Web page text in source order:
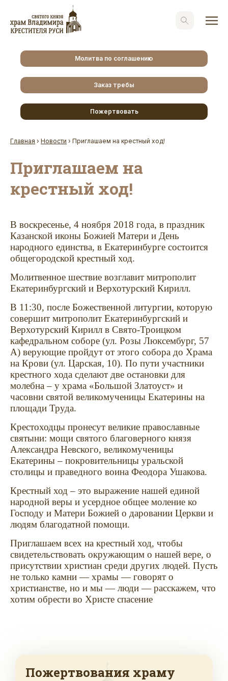
Молитва по соглашению
Заказ требы
Пожертвовать
Главная › Новости › Приглашаем на крестный ход!
Приглашаем на
крестный ход!
В воскресенье, 4 ноября 2018 года, в праздник
Казанской иконы Божией Матери и День
народного единства, в Екатеринбурге состоится
общегородской крестный ход.
Молитвенное шествие возглавит митрополит
Екатеринбургский и Верхотурский Кирилл.
В 11:30, после Божественной литургии, которую
совершит митрополит Екатеринбургский и
Верхотурский Кирилл в Свято-Троицком
кафедральном соборе (ул. Розы Люксембург, 57
А) верующие пройдут от этого собора до Храма
на Крови (ул. Царская, 10). По пути участники
крестного хода сделают две остановки для
молебна – у храма «Большой Златоуст» и
часовни святой великомученицы Екатерины на
площади Труда.
Крестоходцы пронесут великие православные
святыни: мощи святого благоверного князя
Александра Невского, великомученицы
Екатерины – покровительницы уральской
столицы и праведного воина Феодора Ушакова.
Крестный ход – это выражение нашей единой
народной веры и усердное общее моление ко
Господу и Матери Божией о даровании Церкви и
людям благодатной помощи.
Приглашаем всех на крестный ход, чтобы
свидетельствовать окружающим о нашей вере, о
присутствии христиан среди других людей. Пусть
не только камни — храмы — говорят о
христианстве, но и мы — люди — расскажем, что
хотим обрести во Христе спасение
Пожертвования храму